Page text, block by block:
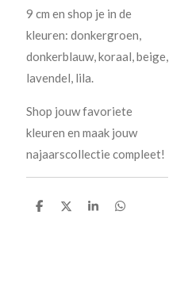
9 cm en shop je in de
kleuren: donkergroen,
donkerblauw, koraal, beige,
lavendel, lila.
Shop jouw favoriete
kleuren en maak jouw
najaarscollectie compleet!
D
D
S
D